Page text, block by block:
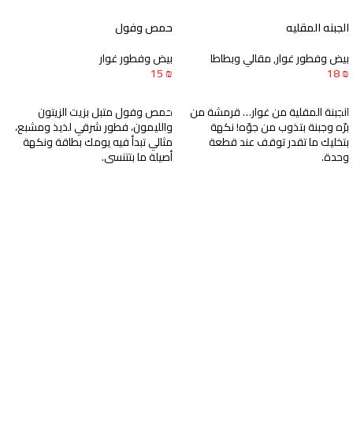
الجبنه المقليه
بيض وفطور غوار,مقالي وبطاطا
18₪
الجبنة المقلية من غوار… قرمشة من
برّه وجبنة بتذوب من جوّه! نكهة
بتخليك ما تقدر توقف عند قطعة
وحدة.
حمص وفول
بيض وفطور غوار
15₪
حمص وفول متبل بزيت الزيتون
والليمون، فطور شرقي لذيذ ومشبع،
مثالي تبدأ فيه يومك بطاقة ونكهة
أصيلة ما بتتنسى.